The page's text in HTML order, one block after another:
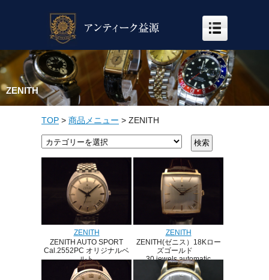
ZENITH
TOP > 商品メニュー > ZENITH
ZENITH
ZENITH AUTO SPORT
Cal.2552PC オリジナルベ
ルト
ZENITH
ZENITH(ゼニス）18Kロー
ズゴールド
30 jewels automatic
Cal.2532
SOLD